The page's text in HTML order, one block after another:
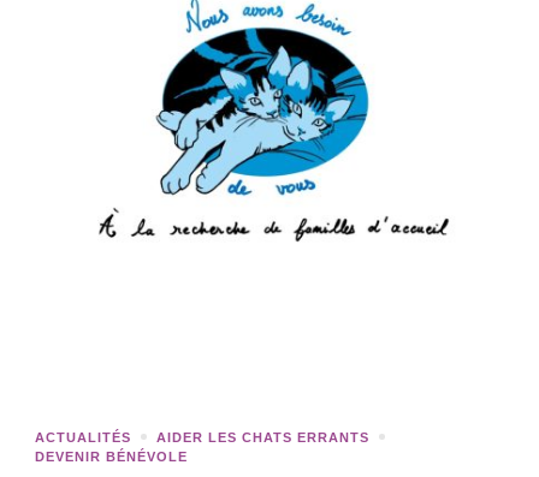
ACTUALITÉS
AIDER LES CHATS ERRANTS
DEVENIR BÉNÉVOLE